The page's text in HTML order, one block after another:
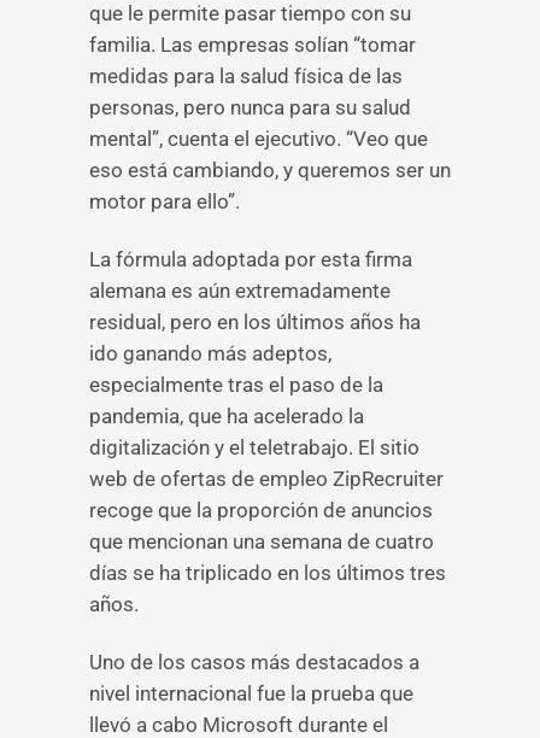
que le permite pasar tiempo con su
familia. Las empresas solían “tomar
medidas para la salud física de las
personas, pero nunca para su salud
mental”, cuenta el ejecutivo. “Veo que
eso está cambiando, y queremos ser un
motor para ello”.
La fórmula adoptada por esta firma
alemana es aún extremadamente
residual, pero en los últimos años ha
ido ganando más adeptos,
especialmente tras el paso de la
pandemia, que ha acelerado la
digitalización y el teletrabajo. El sitio
web de ofertas de empleo ZipRecruiter
recoge que la proporción de anuncios
que mencionan una semana de cuatro
días se ha triplicado en los últimos tres
años.
Uno de los casos más destacados a
nivel internacional fue la prueba que
llevó a cabo Microsoft durante el